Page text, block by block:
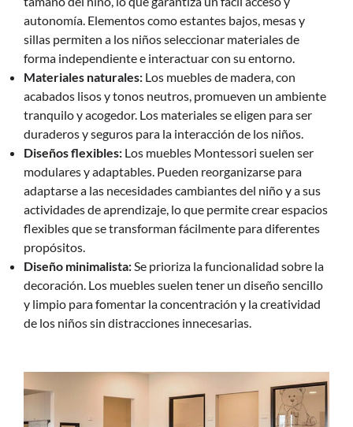
autonomía. Elementos como estantes bajos, mesas y
sillas permiten a los niños seleccionar materiales de
forma independiente e interactuar con su entorno.
Materiales naturales: Los muebles de madera, con
acabados lisos y tonos neutros, promueven un ambiente
tranquilo y acogedor. Los materiales se eligen para ser
duraderos y seguros para la interacción de los niños.
Diseños flexibles: Los muebles Montessori suelen ser
modulares y adaptables. Pueden reorganizarse para
adaptarse a las necesidades cambiantes del niño y a sus
actividades de aprendizaje, lo que permite crear espacios
flexibles que se transforman fácilmente para diferentes
propósitos.
Diseño minimalista:Se prioriza la funcionalidad sobre la
decoración. Los muebles suelen tener un diseño sencillo
y limpio para fomentar la concentración y la creatividad
de los niños sin distracciones innecesarias.